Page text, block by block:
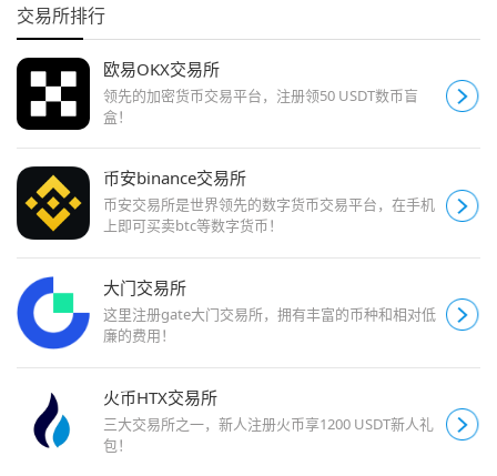
交易所排行
欧易OKX交易所
领先的加密货币交易平台，注册领50 USDT数币盲
盒！
币安binance交易所
币安交易所是世界领先的数字货币交易平台，在手机
上即可买卖btc等数字货币！
大门交易所
这里注册gate大门交易所，拥有丰富的币种和相对低
廉的费用！
火币HTX交易所
三大交易所之一，新人注册火币享1200 USDT新人礼
包！